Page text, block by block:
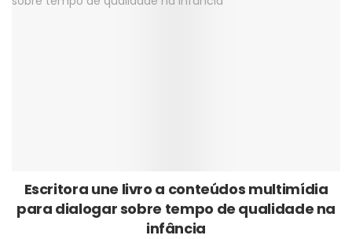
Escritora une livro a conteúdos multimídia
para dialogar sobre tempo de qualidade na
infância